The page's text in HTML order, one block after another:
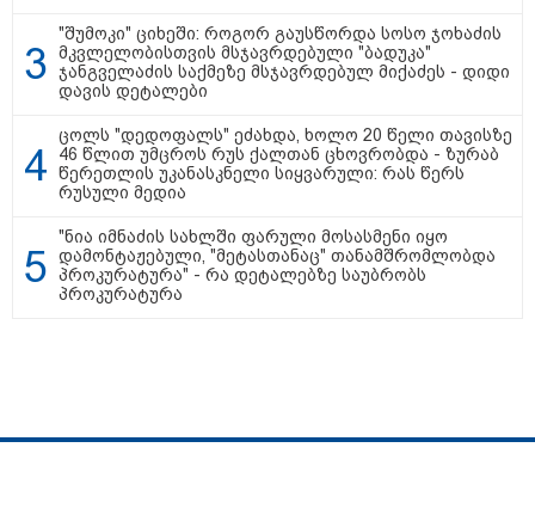
გადავიდა და ფერმერი გახდა
09:36 / 08-08-2026
ფანატიკურად ვარ შეყვარებული
საქართველოზე" - გაიცანით
მარტინ გუიმჯიანი, ქართულ
ენასა და საქართველოზე
23:15 / 07-08-2026
ამოუცნობი ანომალიური
"შუმოკი" ციხეში: როგორ გაუსწორდა სოსო ჯოხაძის
მკვლელობისთვის მსჯავრდებული "ბადუკა"
ჯანგველაძის საქმეზე მსჯავრდებულ მიქაძეს - დიდი
დავის დეტალები
ცოლს "დედოფალს" ეძახდა, ხოლო 20 წელი თავისზე
46 წლით უმცროს რუს ქალთან ცხოვრობდა - ზურაბ
წერეთლის უკანასკნელი სიყვარული: რას წერს
რუსული მედია
"ნია იმნაძის სახლში ფარული მოსასმენი იყო
დამონტაჟებული, "მეტასთანაც" თანამშრომლობდა
პროკურატურა" - რა დეტალებზე საუბრობს
პროკურატურა